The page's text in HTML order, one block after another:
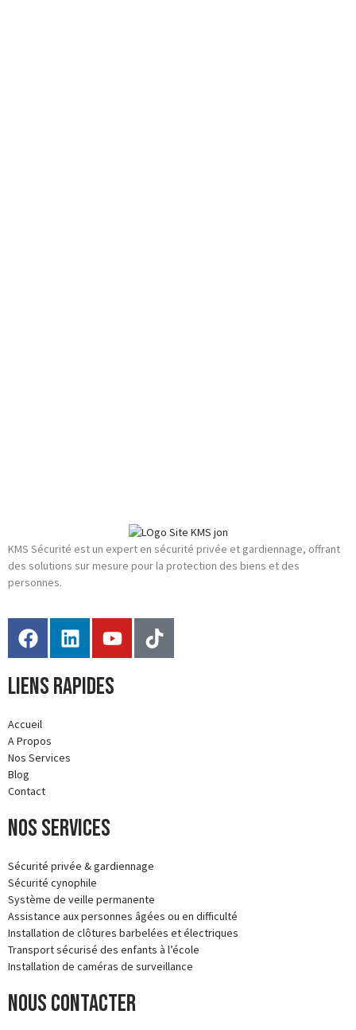
KMS Sécurité est un expert en sécurité privée et gardiennage, offrant
des solutions sur mesure pour la protection des biens et des
personnes.
Liens rapides
Accueil
A Propos
Nos Services
Blog
Contact
Nos services
Sécurité privée & gardiennage
Sécurité cynophile
Système de veille permanente
Assistance aux personnes âgées ou en difficulté
Installation de clôtures barbelées et électriques
Transport sécurisé des enfants à l’école
Installation de caméras de surveillance
Nous contacter